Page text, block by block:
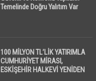
Temelinde Doğru Yalıtım Var
100 MİLYON TL’LİK YATIRIMLA
CUMHURİYET MİRASI,
ESKİŞEHİR HALKEVİ YENİDEN